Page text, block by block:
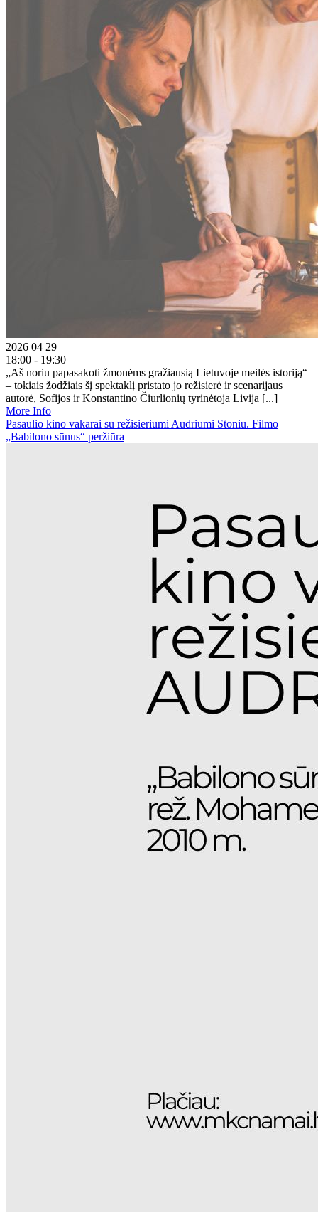
2026 04 29
18:00 - 19:30
„Aš noriu papasakoti žmonėms gražiausią Lietuvoje meilės istoriją“
– tokiais žodžiais šį spektaklį pristato jo režisierė ir scenarijaus
autorė, Sofijos ir Konstantino Čiurlionių tyrinėtoja Livija [...]
More Info
Pasaulio kino vakarai su režisieriumi Audriumi Stoniu. Filmo
„Babilono sūnus“ peržiūra